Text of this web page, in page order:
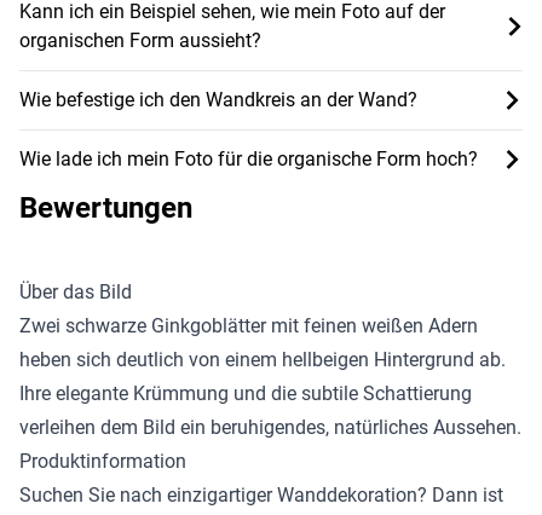
Kann ich ein Beispiel sehen, wie mein Foto auf der
organischen Form aussieht?
Wie befestige ich den Wandkreis an der Wand?
Wie lade ich mein Foto für die organische Form hoch?
Bewertungen
Über das Bild
Zwei schwarze Ginkgoblätter mit feinen weißen Adern
heben sich deutlich von einem hellbeigen Hintergrund ab.
Ihre elegante Krümmung und die subtile Schattierung
verleihen dem Bild ein beruhigendes, natürliches Aussehen.
Produktinformation
Suchen Sie nach einzigartiger Wanddekoration? Dann ist